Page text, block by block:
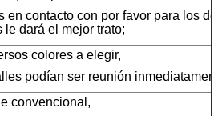
en contacto con por favor para los
le dará el mejor trato;
colores a elegir,
podían ser reunión
convencional,